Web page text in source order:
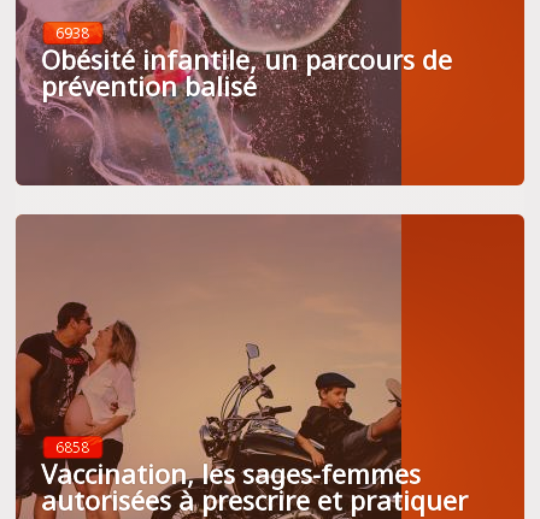
6938
Obésité infantile, un parcours de
prévention balisé
6858
Vaccination, les sages-femmes
autorisées à prescrire et pratiquer